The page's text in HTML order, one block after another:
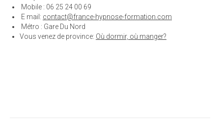
Mobile : 06 25 24 00 69
E mail: contact@france-hypnose-formation.com
Métro : Gare Du Nord
Vous venez de province: Où dormir, où manger?